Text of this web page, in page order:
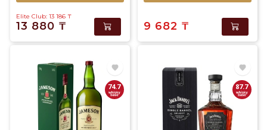
Elite Club: 13 186 ₸
13 880 ₸ 9 682 ₸
74.7 87.7